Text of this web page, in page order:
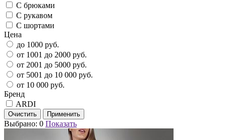
С брюками
С рукавом
С шортами
Цена
до 1000 руб.
от 1001 до 2000 руб.
от 2001 до 5000 руб.
от 5001 до 10 000 руб.
от 10 000 руб.
Бренд
ARDI
Выбрано: 0 Показать